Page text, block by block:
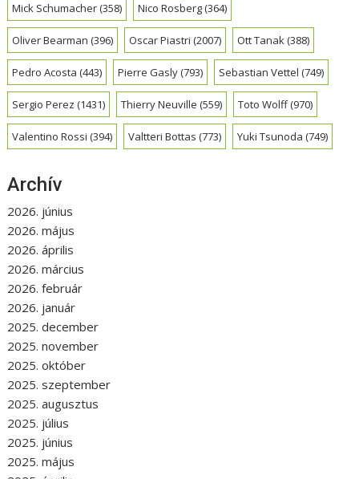
Mick Schumacher(358) Nico Rosberg(364)
Oliver Bearman (396) Oscar Piastri (2007) Ott Tanak(388)
Pedro Acosta (443) Pierre Gasly(793) Sebastian Vettel (749)
Sergio Perez (1431) Thierry Neuville (559) Toto Wolff(970)
Valentino Rossi (394) Valtteri Bottas (773) Yuki Tsunoda (749)
Archív
2026. június
2026. május
2026. április
2026. március
2026. február
2026. január
2025. december
2025. november
2025. október
2025. szeptember
2025. augusztus
2025. július
2025. június
2025. május